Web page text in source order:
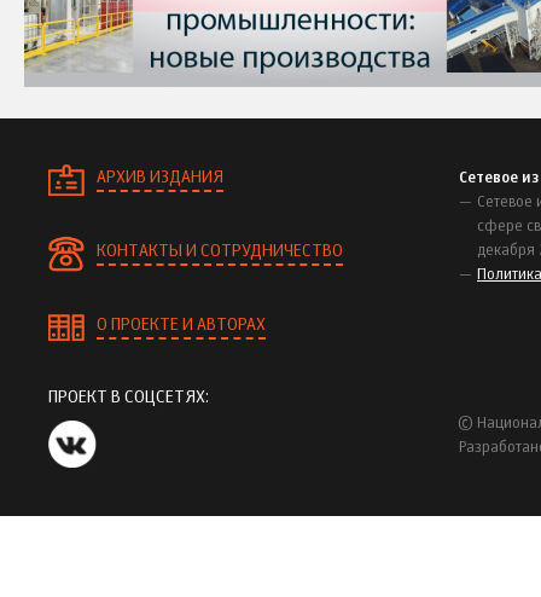
АРХИВ ИЗДАНИЯ
КОНТАКТЫ И СОТРУДНИЧЕСТВО
О ПРОЕКТЕ И АВТОРАХ
Сетевое
Сетевое
сфере
декабря
ПРОЕКТ В СОЦСЕТЯХ:
©